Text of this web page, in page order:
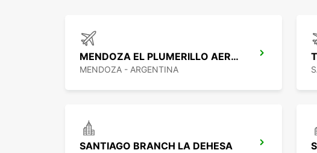
MENDOZA EL PLUMERILLO AEROPUERTO
MENDOZA - ARGENTINA
SANTIAGO BRANCH LA DEHESA